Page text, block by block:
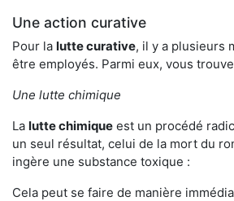
Une action curative
Pour la lutte curative, il y a plusieurs
être employés. Parmi eux, vous
Une lutte chimique
La lutte chimique est un procédé
un seul résultat, celui de la mort du
ingère une substance toxique :
Cela peut se faire de manière